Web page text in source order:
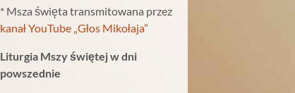
* Msza święta transmitowana przez
kanał YouTube „Głos Mikołaja”
Liturgia Mszy świętej w dni
powszednie